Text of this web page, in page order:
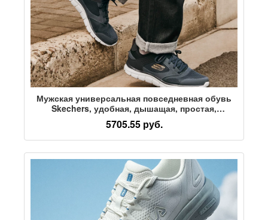
Мужская универсальная повседневная обувь
Skechers, удобная, дышащая, простая,
амортизирующая, износостойкая спортивная
обувь, удобная и износостойкая спортивная
обувь
5705.55 руб.